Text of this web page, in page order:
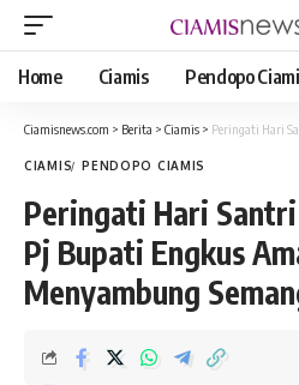
Home Ciamis Pendopo
Ciamisnews.com > Berita > Ciamis > Peringati Hari Santri
CIAMIS PENDOPO CIAMIS
Peringati Hari
Pj Bupati Engkus
Menyambung